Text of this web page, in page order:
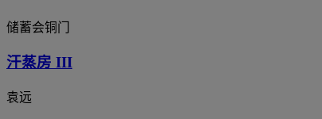
储蓄会铜门
汗蒸房 III
袁远